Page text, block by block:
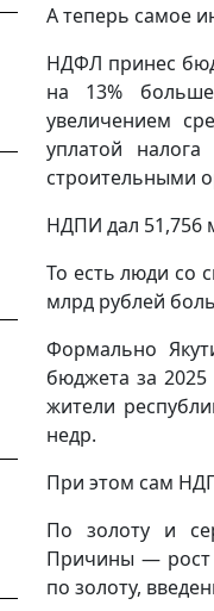
А теперь самое
НДФЛ принес
на 13%
увеличением
уплатой
строительными
НДПИ дал 51,756
То есть люди со
млрд рублей
Формально
бюджета за
жители
недр.
При этом сам
По золоту и
Причины — рост
по золоту,